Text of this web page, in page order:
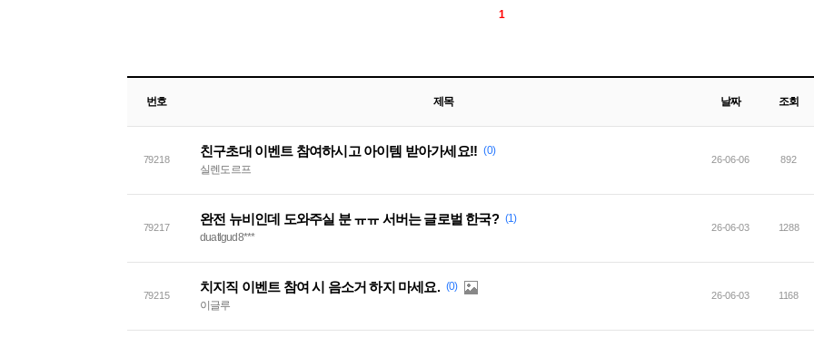
1
번호 제목 날짜 조회
79218
친구초대 이벤트 참여하시고 아이템 받아가세요!! (0)
실렌도르프
26-06-06 892
79217
완전 뉴비인데 도와주실 분 ㅠㅠ 서버는 글로벌 한국? (1)
duatlgud8***
26-06-03 1288
79215
치지직 이벤트 참여 시 음소거 하지 마세요. (0)
이글루
26-06-03 1168